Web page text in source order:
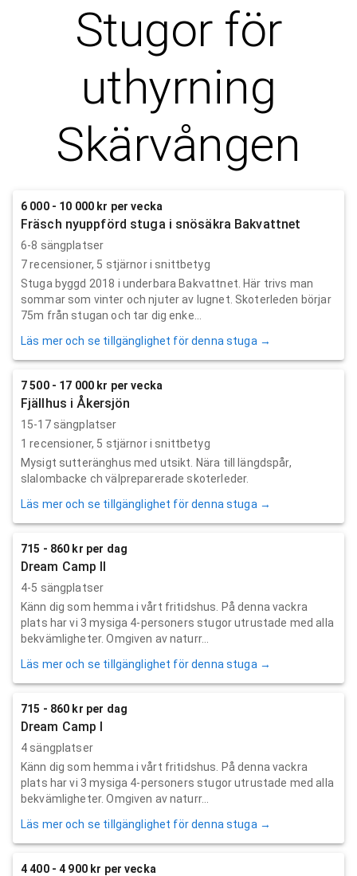
Stugor för
uthyrning
Skärvången
6 000 - 10 000 kr per vecka
Fräsch nyuppförd stuga i snösäkra Bakvattnet
6-8 sängplatser
7recensioner, 5 stjärnor i snittbetyg
Stuga byggd 2018 i underbara Bakvattnet. Här trivs man
sommar som vinter och njuter av lugnet. Skoterleden börjar
75m från stugan och tar dig enke...
Läs mer och se tillgänglighet för denna stuga →
7 500 - 17 000 kr per vecka
Fjällhus i Åkersjön
15-17 sängplatser
1 recensioner, 5 stjärnor i snittbetyg
Mysigt sutteränghus med utsikt. Nära till längdspår,
slalombacke ch välpreparerade skoterleder.
Läs mer och se tillgänglighet för denna stuga →
715 - 860 kr per dag
Dream Camp II
4-5 sängplatser
Känn dig som hemma i vårt fritidshus. På denna vackra
plats har vi 3 mysiga 4-personers stugor utrustade med alla
bekvämligheter. Omgiven av naturr...
Läs mer och se tillgänglighet för denna stuga →
715 - 860 kr per dag
Dream Camp I
4 sängplatser
Känn dig som hemma i vårt fritidshus. På denna vackra
plats har vi 3 mysiga 4-personers stugor utrustade med alla
bekvämligheter. Omgiven av naturr...
Läs mer och se tillgänglighet för denna stuga →
4 400 - 4 900 kr per vecka